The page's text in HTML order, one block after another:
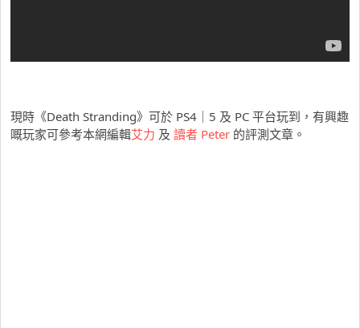
現時《Death Stranding》可於 PS4｜5 及 PC 平台玩到，有興趣
嘅玩家可參考本網編輯艾力 及 讀者 Peter 的評測文章。